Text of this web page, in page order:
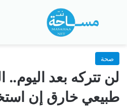
بحث عن
صحة
لن تتركه بعد
طبيعي خارق إن